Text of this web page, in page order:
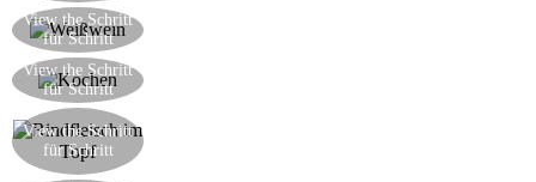
View the Schritt
für Schritt
View the Schritt
für Schritt
View the Schritt
für Schritt